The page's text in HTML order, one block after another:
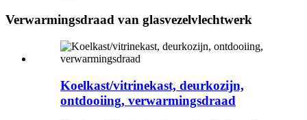
Verwarmingsdraad van glasvezelvlechtwerk
Koelkast/vitrinekast, deurkozijn,
ontdooiing, verwarmingsdraad